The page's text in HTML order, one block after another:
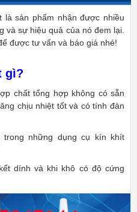
là sản phẩm nhận được nhiều
và sự hiệu quả của nó đem lại.
được tư vấn và báo giá nhé!
gì?
chất tổng hợp không có sẵn
chịu nhiệt tốt và có tính đàn
những dụng cụ kín khít
dính và khi khô có độ cứng